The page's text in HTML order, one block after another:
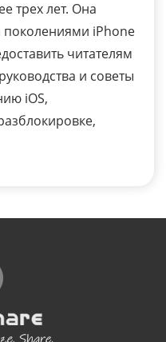
трех лет. Она
iPhone
читателям
и советы
iOS,